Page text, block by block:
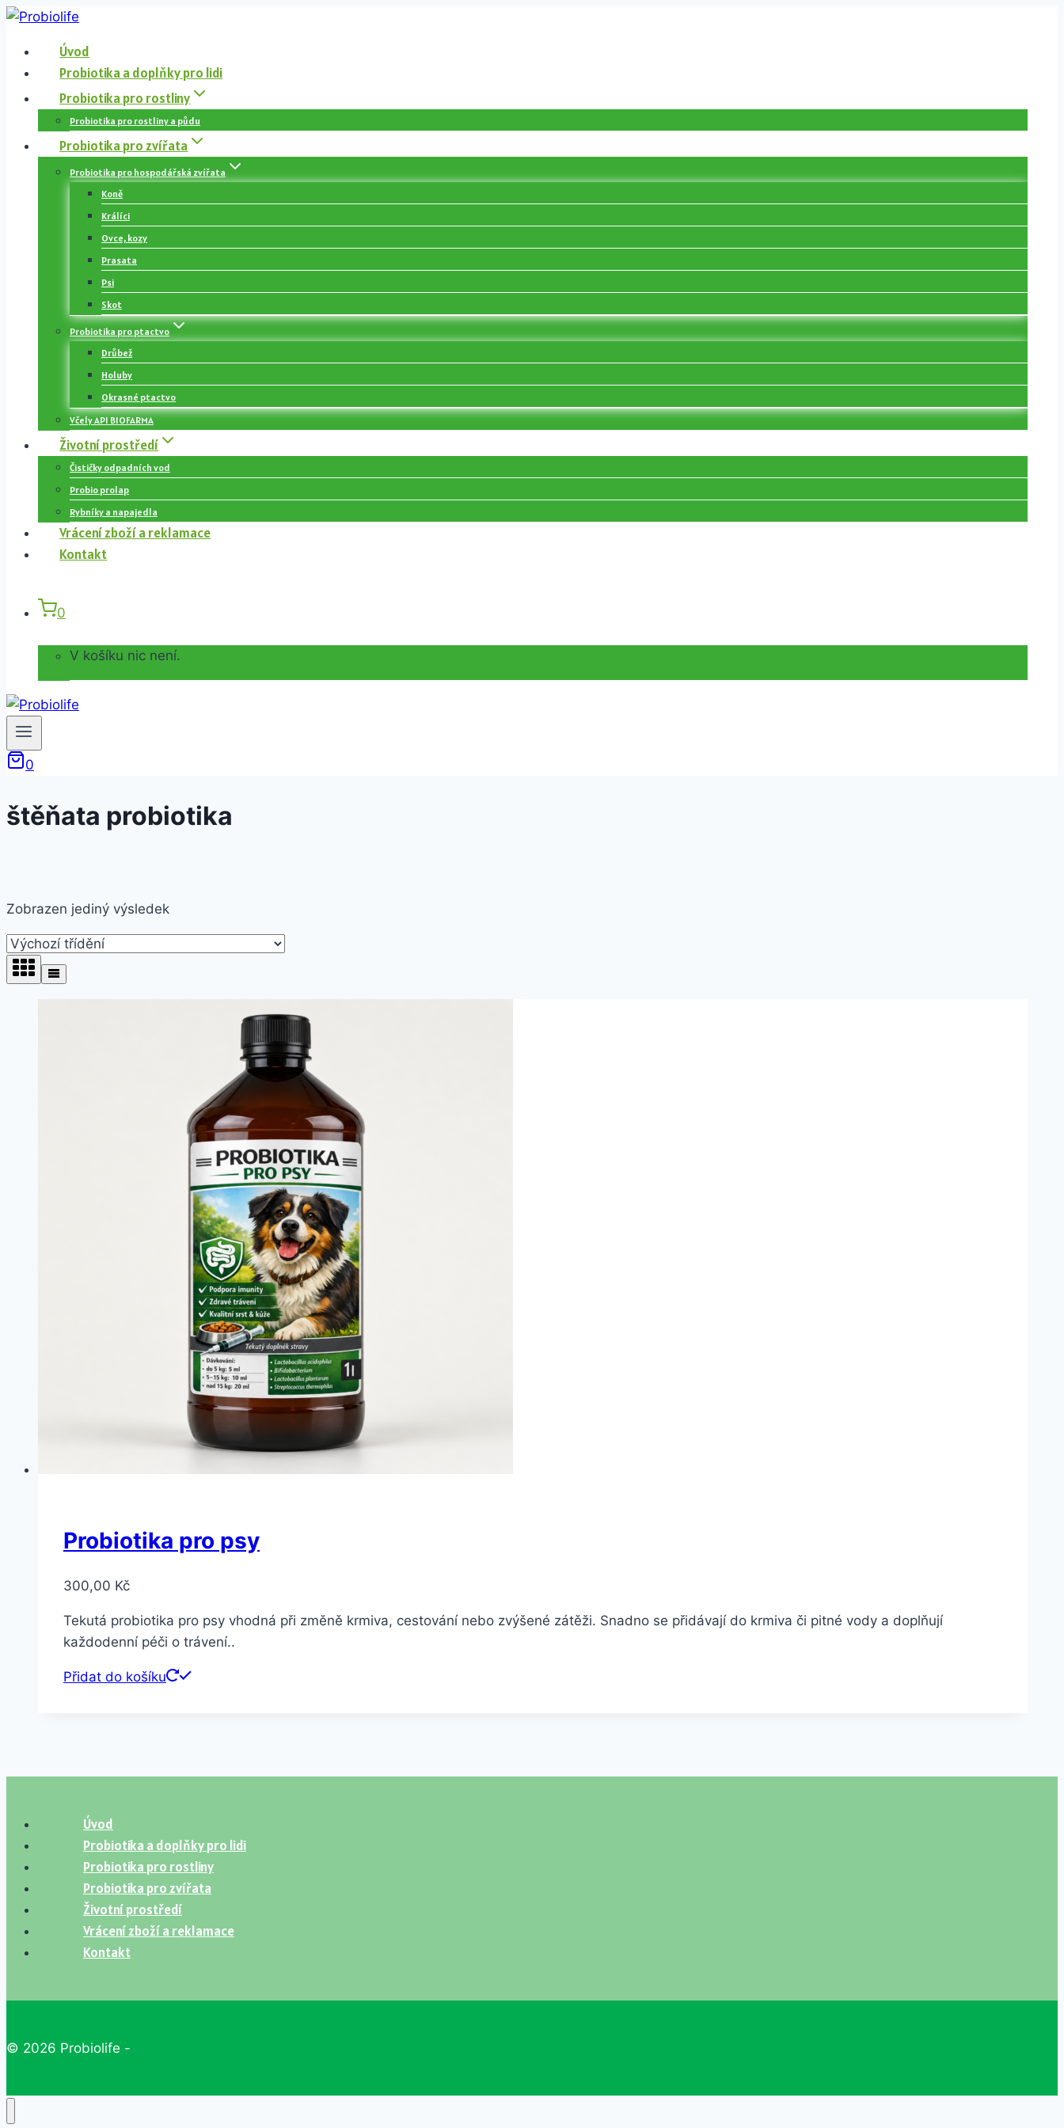
Přeskočit
obsah
Úvod
Probiotika a doplňky pro lidi
Probiotika pro rostliny
Probiotika pro rostliny a půdu
Probiotika pro zvířata
Probiotika pro hospodářská zvířata
Koně
Králíci
Ovce, kozy
Prasata
Psi
Skot
Probiotika pro ptactvo
Drůbež
Holuby
Okrasné ptactvo
Včely API BIOFARMA
Životní prostředí
Čističky odpadních vod
Probio prolap
Rybníky a napajedla
Vrácení zboží a reklamace
Kontakt
0
V košíku nic není.
0
štěňata probiotika
Zobrazen jediný výsledek
Probiotika pro psy
300,00 Kč
Tekutá probiotika pro psy vhodná při změně krmiva, cestování nebo zvýšené zátěži. Snadno se přidávají do krmiva či pitné vody a doplňují
každodenní péči o trávení..
Přidat do košíku
Úvod
Probiotika a doplňky pro lidi
Probiotika pro rostliny
Probiotika pro zvířata
Životní prostředí
Vrácení zboží a reklamace
Kontakt
© 2026 Probiolife -